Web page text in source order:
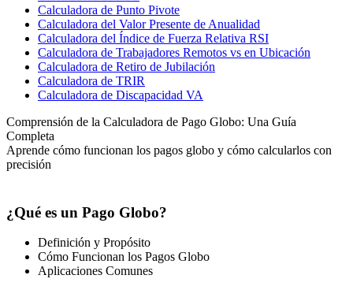
Calculadora de Punto Pivote
Calculadora del Valor Presente de Anualidad
Calculadora del Índice de Fuerza Relativa RSI
Calculadora de Trabajadores Remotos vs en Ubicación
Calculadora de Retiro de Jubilación
Calculadora de TRIR
Calculadora de Discapacidad VA
Comprensión de la Calculadora de Pago Globo: Una Guía
Completa
Aprende cómo funcionan los pagos globo y cómo calcularlos con
precisión
¿Qué es un Pago Globo?
Definición y Propósito
Cómo Funcionan los Pagos Globo
Aplicaciones Comunes